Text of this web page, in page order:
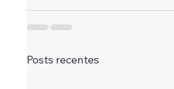
Posts recentes